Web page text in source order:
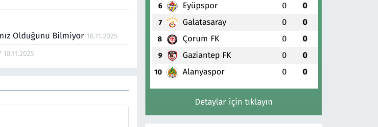
Olduğunu Bilmiyor 18.11.2025
10.11.2025
6 Eyüpspor 0 0
7 Galatasaray 0 0
8 Çorum FK 0 0
9 Gaziantep FK 0 0
10 Alanyaspor 0 0
Detaylar için tıklayın